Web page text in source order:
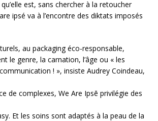
est, sans chercher à la retoucher
ipsé va à l’encontre des diktats imposés
au packaging éco-responsable,
le genre, la carnation, l’âge ou « les
! », insiste Audrey Coindeau,
de complexes, We Are Ipsē privilégie des
Et les soins sont adaptés à la peau de la